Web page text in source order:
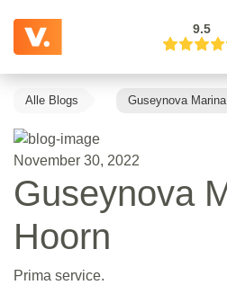
9.5
Alle Blogs Guseynova
November 30, 2022
Guseynova
Hoorn
Prima service.